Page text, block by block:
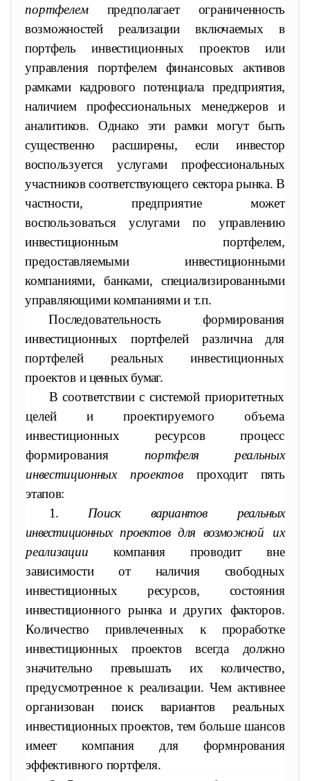
портфелем предполагает ограниченность
возможностей реализации включаемых в
портфель инвестиционных проектов или
управления портфелем финансовыхактивов
рамками кадрового потенциала предприятия,
наличием профессиональных менеджеров и
аналитиков. Однако эти рамки могутбыть
существенно расширены, если инвестор
воспользуется услугами профессиональных
участников соответствующего сектора рынка.В
частности, предприятие может
воспользоваться услугами по управлению
инвестиционным портфелем,
предоставляемыми инвестиционными
компаниями, банками, специализированными
управляющими компаниями и т.п.
Последовательность формирования
инвестиционных портфелей различна для
портфелей реальных инвестиционных
проектов и ценных бумаг.
В соответствии с системой приоритетных
целей и проектируемого объема
инвестиционных ресурсов процесс
формирования портфеля реальных
инвестиционных проектов проходит пять
этапов:
1.Поиск вариантов реальных
инвестиционных проектов для возможной их
реализации компания проводит вне
зависимости от наличия свободных
инвестиционных ресурсов, состояния
инвестиционного рынка и других факторов.
Количество привлеченных к проработке
инвестиционных проектов всегда должно
значительно превышать их количество,
предусмотренное к реализации. Чем активнее
организован поиск вариантов реальных
инвестиционных проектов, тем больше шансов
имеет компания для формнрования
эффективного портфеля.